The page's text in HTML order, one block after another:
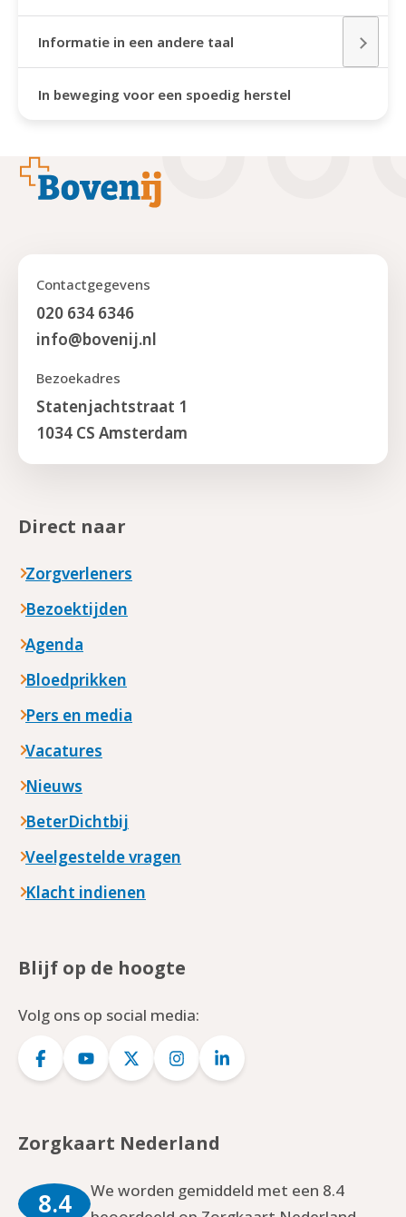
Informatie in een andere taal
In beweging voor een spoedig herstel
Footer
Contactgegevens
020 634 6346
info@bovenij.nl
Bezoekadres
Statenjachtstraat 1
1034 CS Amsterdam
Direct naar
Zorgverleners
Bezoektijden
Agenda
Bloedprikken
Pers en media
Vacatures
Nieuws
BeterDichtbij
Veelgestelde vragen
Klacht indienen
Blijf op de hoogte
Volg ons op social media:
Logo
Logo
Logo
Logo
Logo
Zorgkaart Nederland
8.4
We worden gemiddeld met een 8.4